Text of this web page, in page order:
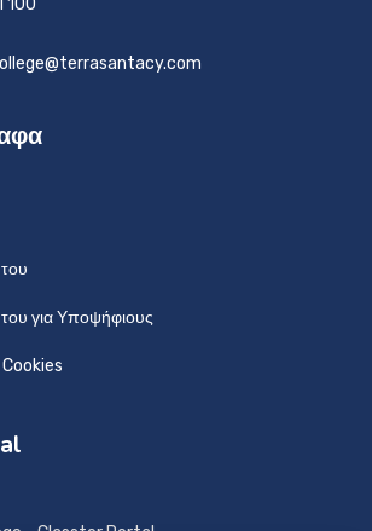
100
για Υποψήφιους
Cookies